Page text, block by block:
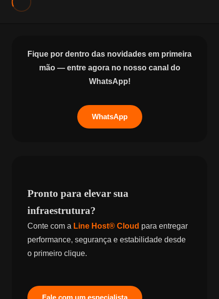
Fique por dentro das novidades em primeira
mão — entre agora no nosso canal do
WhatsApp!
WhatsApp
Pronto para elevar sua
infraestrutura?
Conte com a Line Host® Cloud para entregar
performance, segurança e estabilidade desde
o primeiro clique.